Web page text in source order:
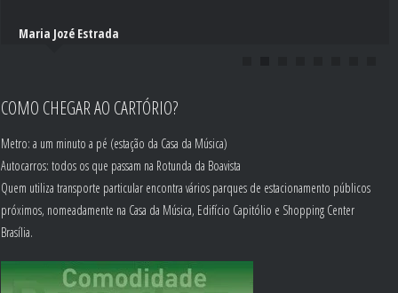
Maria Jozé Estrada
COMO CHEGAR AO CARTÓRIO?
Metro: a um minuto a pé (estação da Casa da Música)
Autocarros: todos os que passam na Rotunda da Boavista
Quem utiliza transporte particular encontra vários parques de estacionamento públicos
próximos, nomeadamente na Casa da Música, Edifício Capitólio e Shopping Center
Brasília.